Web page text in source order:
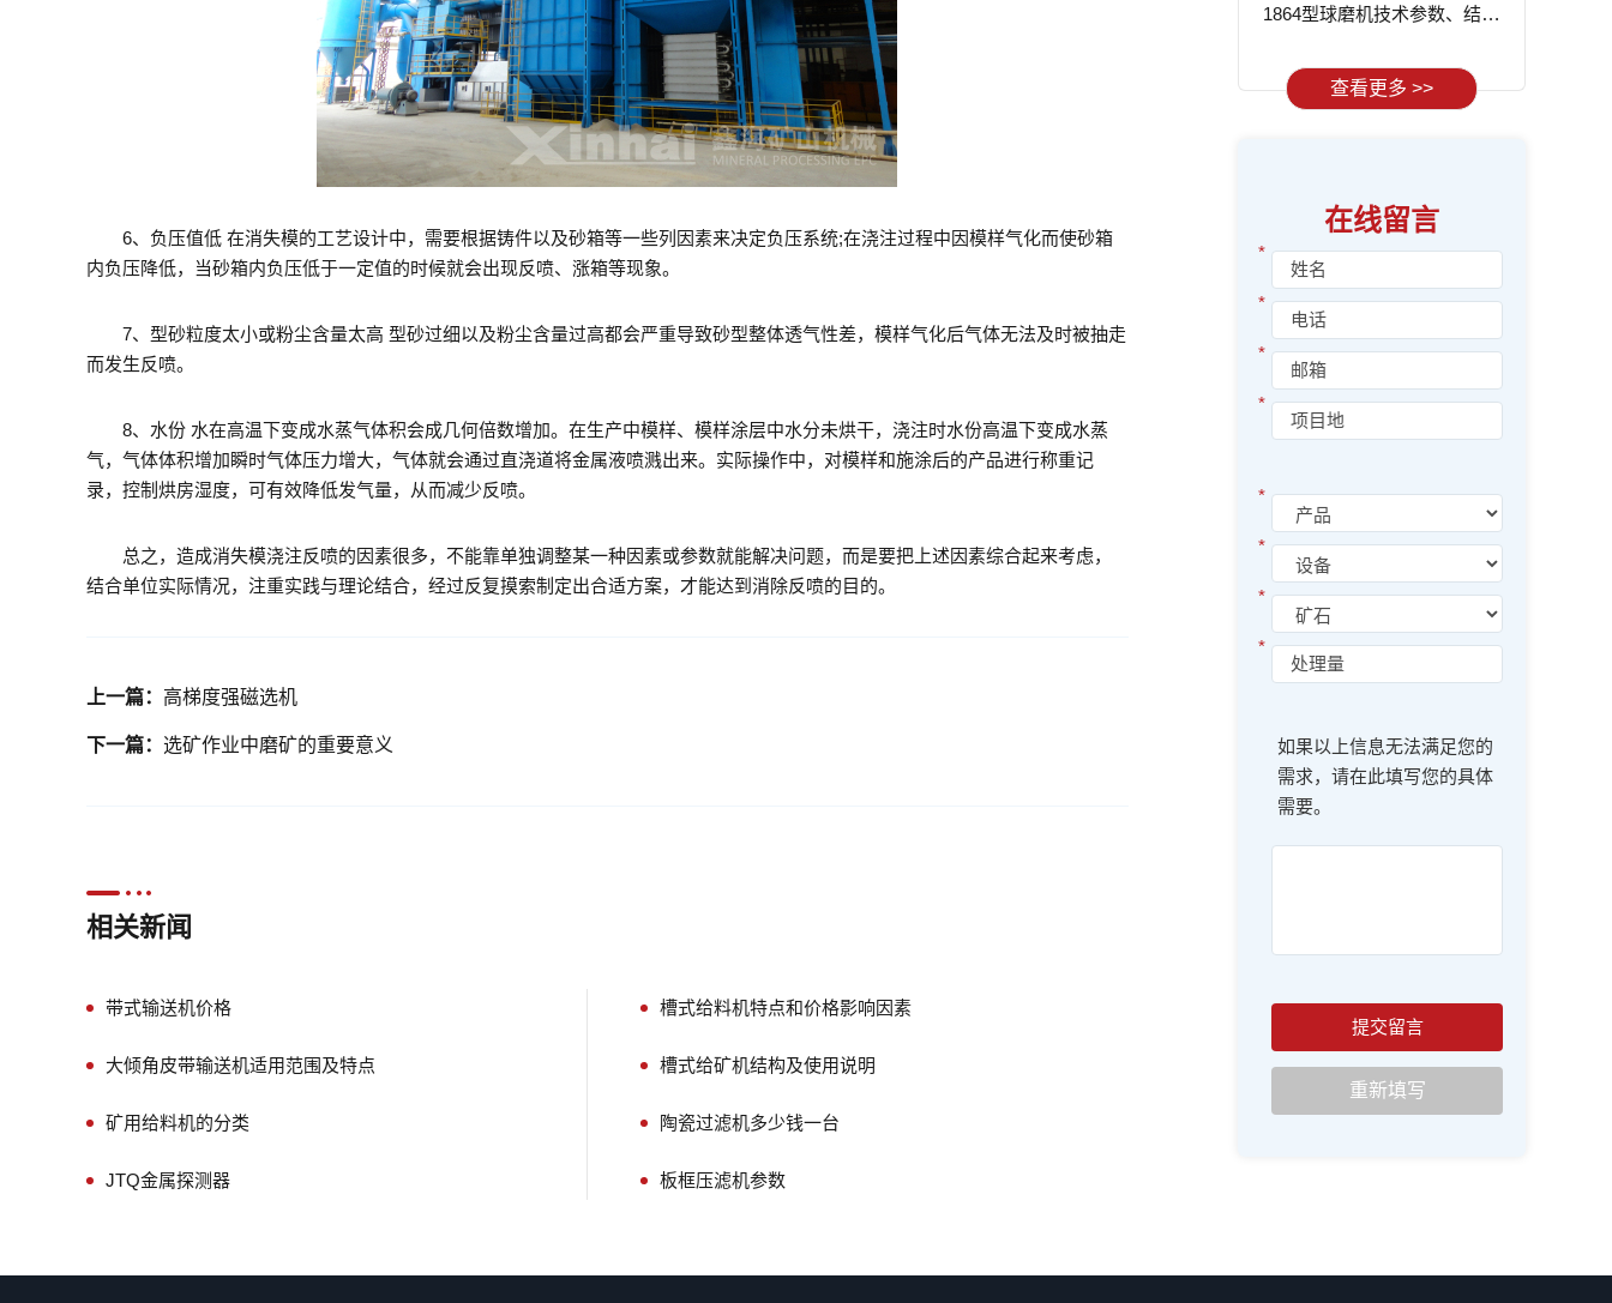
6、负压值低 在消失模的工艺设计中，需要根据铸件以及砂箱等一些列因素来决定负压系统;在浇注过程中因模样气化而使砂箱
内负压降低，当砂箱内负压低于一定值的时候就会出现反喷、涨箱等现象。
7、型砂粒度太小或粉尘含量太高 型砂过细以及粉尘含量过高都会严重导致砂型整体透气性差，模样气化后气体无法及时被抽走
而发生反喷。
8、水份 水在高温下变成水蒸气体积会成几何倍数增加。在生产中模样、模样涂层中水分未烘干，浇注时水份高温下变成水蒸
气，气体体积增加瞬时气体压力增大，气体就会通过直浇道将金属液喷溅出来。实际操作中，对模样和施涂后的产品进行称重记
录，控制烘房湿度，可有效降低发气量，从而减少反喷。
总之，造成消失模浇注反喷的因素很多，不能靠单独调整某一种因素或参数就能解决问题，而是要把上述因素综合起来考虑，
结合单位实际情况，注重实践与理论结合，经过反复摸索制定出合适方案，才能达到消除反喷的目的。
上一篇： 高梯度强磁选机
下一篇： 选矿作业中磨矿的重要意义
相关新闻
带式输送机价格 槽式给料机特点和价格影响因素
大倾角皮带输送机适用范围及特点 槽式给矿机结构及使用说明
矿用给料机的分类 陶瓷过滤机多少钱一台
JTQ金属探测器 板框压滤机参数
1864型球磨机技术参数、结构特点及工作流程
查看更多 >>
在线留言
*
*
*
*
*
*
*
*
如果以上信息无法满足您的
需求，请在此填写您的具体
需要。